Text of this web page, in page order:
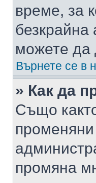
време, за
безкрайна
можете да
Върнете се в
» Как да
Също
промяна